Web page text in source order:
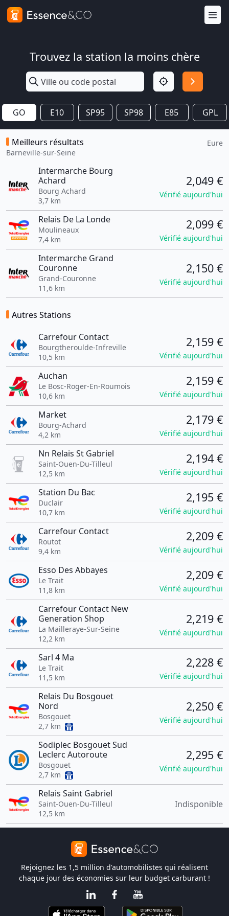
Trouvez la station la moins chère
GO E10 SP95 SP98 E85 GPL
Meilleurs résultats
Barneville-sur-Seine
Eure
Intermarche Bourg
Achard
Bourg Achard
3,7 km
2,049 €
Vérifié aujourd'hui
Relais De La Londe
Moulineaux
7,4 km
2,099 €
Vérifié aujourd'hui
Intermarche Grand
Couronne
Grand-Couronne
11,6 km
2,150 €
Vérifié aujourd'hui
Autres Stations
Carrefour Contact
Bourgtheroulde-Infreville
10,5 km
2,159 €
Vérifié aujourd'hui
Auchan
Le Bosc-Roger-En-Roumois
10,6 km
2,159 €
Vérifié aujourd'hui
Market
Bourg-Achard
4,2 km
2,179 €
Vérifié aujourd'hui
Nn Relais St Gabriel
Saint-Ouen-Du-Tilleul
12,5 km
2,194 €
Vérifié aujourd'hui
Station Du Bac
Duclair
10,7 km
2,195 €
Vérifié aujourd'hui
Carrefour Contact
Routot
9,4 km
2,209 €
Vérifié aujourd'hui
Esso Des Abbayes
Le Trait
11,8 km
2,209 €
Vérifié aujourd'hui
Carrefour Contact New
Generation Shop
La Mailleraye-Sur-Seine
12,2 km
2,219 €
Vérifié aujourd'hui
Sarl 4 Ma
Le Trait
11,5 km
2,228 €
Vérifié aujourd'hui
Relais Du Bosgouet
Nord
Bosgouet
2,7 km
2,250 €
Vérifié aujourd'hui
Sodiplec Bosgouet Sud
Leclerc Autoroute
Bosgouet
2,7 km
2,295 €
Vérifié aujourd'hui
Relais Saint Gabriel
Saint-Ouen-Du-Tilleul
12,5 km
Indisponible
Rejoignez les 1,5 million d'automobilistes qui réalisent
chaque jour des économies sur leur budget carburant !